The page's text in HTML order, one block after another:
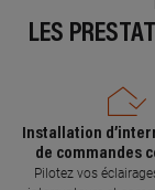
LES
Installation
de commandes
Pilotez vos